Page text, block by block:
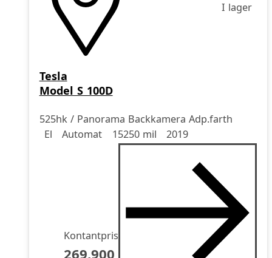
I lager
Tesla
Model S 100D
525hk / Panorama Backkamera Adp.farth
Drivmedel
El
Drivmedel
Automat
Miltal 15250 mil
årsmodell 2019
Kontantpris
269.900